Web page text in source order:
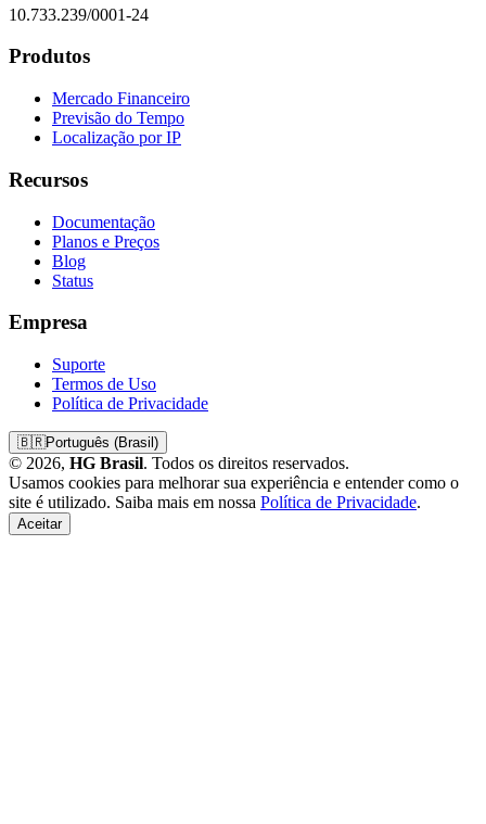
10.733.239/0001-24
Produtos
Mercado Financeiro
Previsão do Tempo
Localização por IP
Recursos
Documentação
Planos e Preços
Blog
Status
Empresa
Suporte
Termos de Uso
Política de Privacidade
🇧🇷Português (Brasil)
© 2026, HG Brasil. Todos os direitos reservados.
Usamos cookies para melhorar sua experiência e entender como o
site é utilizado. Saiba mais em nossa Política de Privacidade.
Aceitar